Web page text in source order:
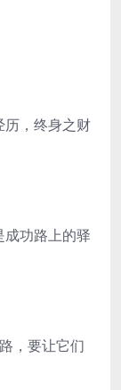
历，终身之财
功路上的驿
，要让它们